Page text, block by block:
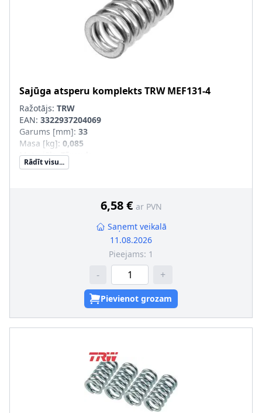
Sajūga atsperu komplektsTRW MEF131-4
Ražotājs: TRW
EAN: 3322937204069
Garums [mm]: 33
Masa [kg]: 0,085
Materiāls:Tērauds
Iekšējais diametrs [mm]
Informācija nav pieejama, lūdzu, griezieties pie
Rādīt visu...
6,58 € ar PVN
Saņemt veikalā
11.08.2026
Pieejams: 1
- +
Pievienot grozam